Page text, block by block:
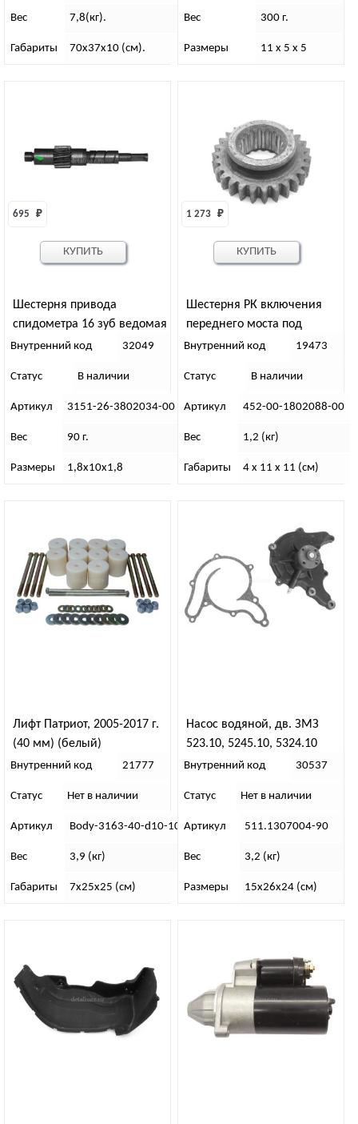
Вес 7,8(кг).
Габариты 70х37х10 (см).
Вес 300 г.
Размеры 11 х 5 х 5
Шестерня привода
спидометра 16 зуб ведомая
3151 (зеленая)
695 ₽
Внутренний код 32049
Статус В наличии
Артикул 3151-26-3802034-00
Вес 90 г.
Размеры 1,8х10х1,8
КУПИТЬ
Шестерня РК включения
переднего моста под
толстый вал УАЗ
1 273 ₽
Внутренний код 19473
Статус В наличии
Артикул 452-00-1802088-00
Вес 1,2 (кг)
Габариты 4 x 11 x 11 (см)
КУПИТЬ
Лифт Патриот, 2005-2017 г.
(40 мм) (белый)
Внутренний код 21777
Статус Нет в наличии
Артикул Body-3163-40-d10-10
Вес 3,9 (кг)
Габариты 7х25х25 (см)
Насос водяной, дв. ЗМЗ
523.10, 5245.10, 5324.10
Внутренний код 30537
Статус Нет в наличии
Артикул 511.1307004-90
Вес 3,2 (кг)
Размеры 15х26х24 (см)